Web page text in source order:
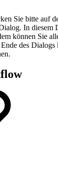
Sie bitte auf
In diesem
können Sie
des Dialogs